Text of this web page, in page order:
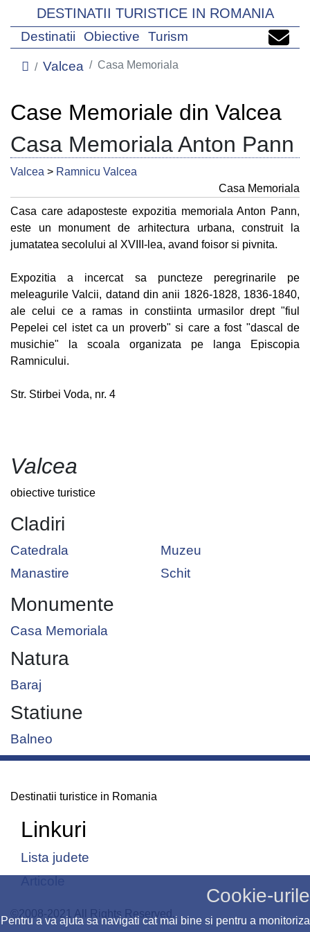
Cookie-urile
Pentru a va ajuta sa navigati cat mai bine si pentru a monitoriza
DESTINATII TURISTICE IN ROMANIA
Destinatii Obiective Turism
Valcea Casa Memoriala
Case Memoriale din Valcea
Casa Memoriala Anton Pann
Valcea > Ramnicu Valcea
Casa Memoriala
Casa care adaposteste expozitia memoriala Anton Pann,
este un monument de arhitectura urbana, construit la
jumatatea secolului al XVIII-lea, avand foisor si pivnita.
Expozitia a incercat sa puncteze peregrinarile pe
meleagurile Valcii, datand din anii 1826-1828, 1836-1840,
ale celui ce a ramas in constiinta urmasilor drept "fiul
Pepelei cel istet ca un proverb" si care a fost "dascal de
musichie" la scoala organizata pe langa Episcopia
Ramnicului.
Str. Stirbei Voda, nr. 4
Valcea
obiective turistice
Cladiri
Catedrala
Manastire
Muzeu
Schit
Monumente
Casa Memoriala
Natura
Baraj
Statiune
Balneo
Destinatii turistice in Romania
Linkuri
Lista judete
©2008-2021 All Rights Reserved.